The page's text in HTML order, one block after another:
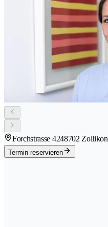
Forchstrasse 4248702 Zollikon
Termin reservieren